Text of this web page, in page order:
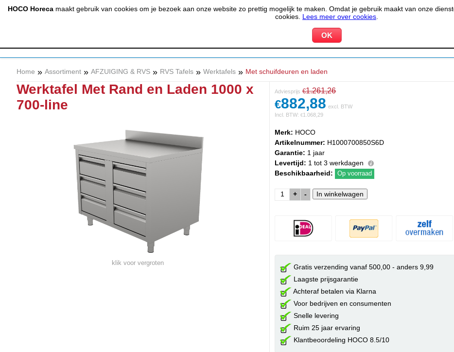
HOCO Horecamaakt gebruik van cookies om je bezoek aan onze website zo prettig mogelijk te maken. Omdat je gebruik maakt van onze
cookies. Lees meer over cookies
(020) 497 6325 info@hocohoreca.nl
KOELEN &
Home » Assortiment » AFZUIGING & RVS » RVS Tafels » Werktafels » Met schuifdeuren en laden
Werktafel Met Rand en Laden 1000 x
700-line
klik voor vergroten
Adviesprijs €1.261,26
€882,88 excl. BTW
Incl. BTW:€1.068,29
Merk: HOCO
Artikelnummer: H1000700850S6D
Garantie: 1 jaar
Levertijd: 1 tot 3 werkdagen
Beschikbaarheid:
Op voorraad
+ -
Gratis verzending vanaf 500,00 - anders 9,99
Laagste prijsgarantie
Achteraf betalen via Klarna
Voor bedrijven en consumenten
Snelle levering
Ruim 25 jaar ervaring
Klantbeoordeling HOCO 8.5/10